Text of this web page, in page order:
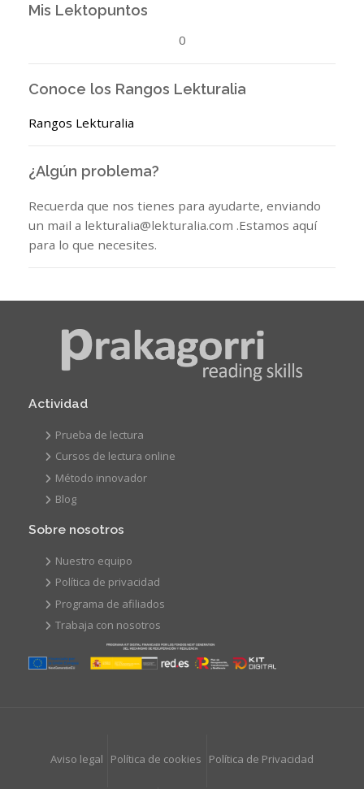
Mis Lektopuntos
0
Conoce los Rangos Lekturalia
Rangos Lekturalia
¿Algún problema?
Recuerda que nos tienes para ayudarte, enviando
un mail a lekturalia@lekturalia.com .Estamos aquí
para lo que necesites.
Actividad
Prueba de lectura
Cursos de lectura online
Método innovador
Blog
Sobre nosotros
Nuestro equipo
Política de privacidad
Programa de afiliados
Trabaja con nosotros
Aviso legal Política de cookies Política de Privacidad